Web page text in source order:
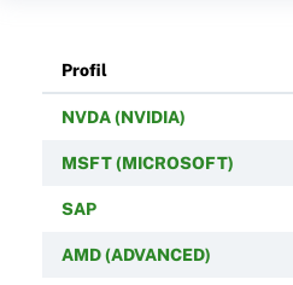
Profil
NVDA (NVIDIA)
MSFT (MICROSOFT)
SAP
AMD (ADVANCED)